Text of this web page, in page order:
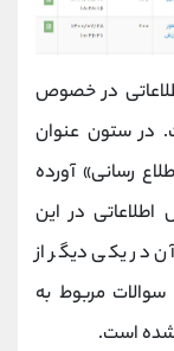
در خصوص
در ستون عنوان
رسانی» آورده
در این
در یکی دیگر از
مربوط به
شده است.